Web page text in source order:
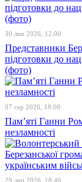
30 лип 2026, 12:00
Представники
підготовки до
(фото)
07 сер 2026, 18:00
Пам’яті Ганни
незламності
29 лип 2026, 18:40